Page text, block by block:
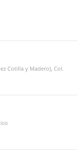
Cotilla y Madero), Col.